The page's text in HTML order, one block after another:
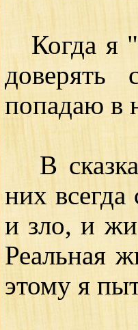
Когда я
доверять
попадаю в
В
них всегда
и зло, и
Реальная
этому я